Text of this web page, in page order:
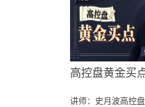
高控盘黄金买
讲师：史月波高控盘